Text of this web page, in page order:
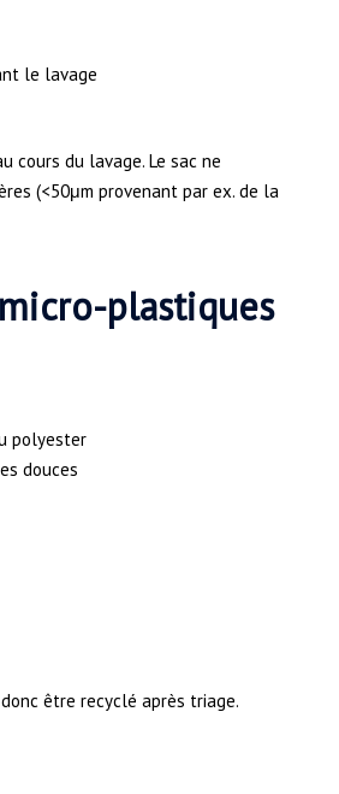
le lavage
cours du lavage. Le sac ne
(<50μm provenant par ex. de la
plastiques
polyester
douces
être recyclé après triage.